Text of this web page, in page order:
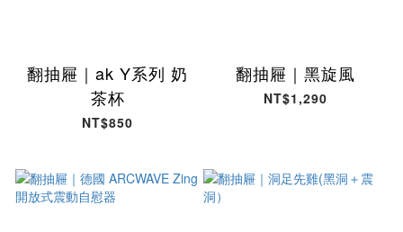
翻抽屜｜ak Y系列 奶
茶杯
NT$850
翻抽屜｜黑旋風
NT$1,290